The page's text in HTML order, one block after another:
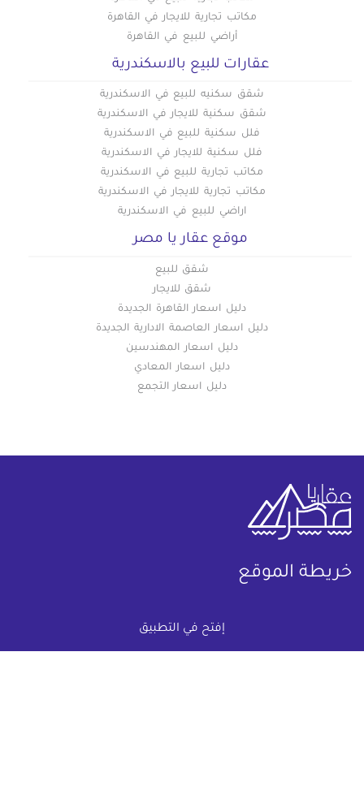
إفتح في التطبيق
مكاتب تجارية للايجار في القاهرة
أراضي للبيع في القاهرة
عقارات للبيع بالاسكندرية
شقق سكنيه للبيع في الاسكندرية
شقق سكنية للايجار في الاسكندرية
فلل سكنية للبيع في الاسكندرية
فلل سكنية للايجار في الاسكندرية
مكاتب تجارية للبيع في الاسكندرية
مكاتب تجارية للايجار في الاسكندرية
اراضي للبيع في الاسكندرية
موقع عقار يا مصر
شقق للبيع
شقق للايجار
دليل اسعار القاهرة الجديدة
دليل اسعار العاصمة الادارية الجديدة
دليل اسعار المهندسين
دليل اسعار المعادي
دليل اسعار التجمع
خريطة الموقع